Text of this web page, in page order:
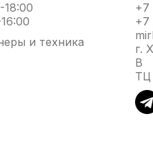
+7
+7
г.
В
ТЦ